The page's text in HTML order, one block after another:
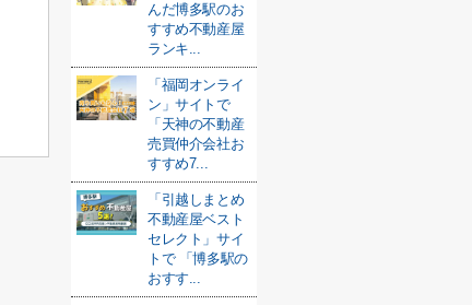
んだ博多駅のお
すすめ不動産屋
ランキ...
「福岡オンライ
ン」サイトで
「天神の不動産
売買仲介会社お
すすめ7...
「引越しまとめ
不動産屋ベスト
セレクト」サイ
トで 「博多駅の
おすす...